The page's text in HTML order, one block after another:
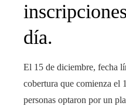
día.
El 15 de diciembre, fecha
cobertura que comienza el
personas optaron por un